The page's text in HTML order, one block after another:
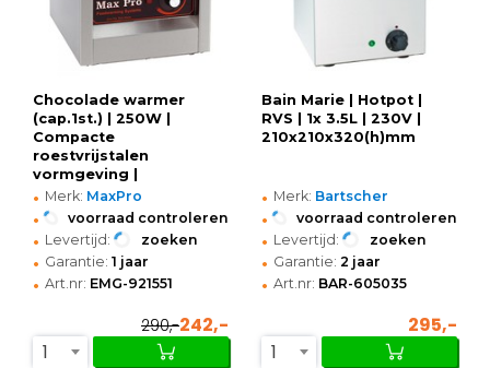
Chocolade warmer
(cap.1st.) | 250W |
Compacte
roestvrijstalen
vormgeving |
263x290x290(h)mm
• Merk: MaxPro
• voorraad controleren
• Levertijd: zoeken
• Garantie: 1 jaar
• Art.nr: EMG-921551
290,-242,-
1
Bain Marie | Hotpot |
RVS | 1x 3.5L | 230V |
210x210x320(h)mm
• Merk: Bartscher
• voorraad controleren
• Levertijd: zoeken
• Garantie: 2 jaar
• Art.nr: BAR-605035
295,-
1